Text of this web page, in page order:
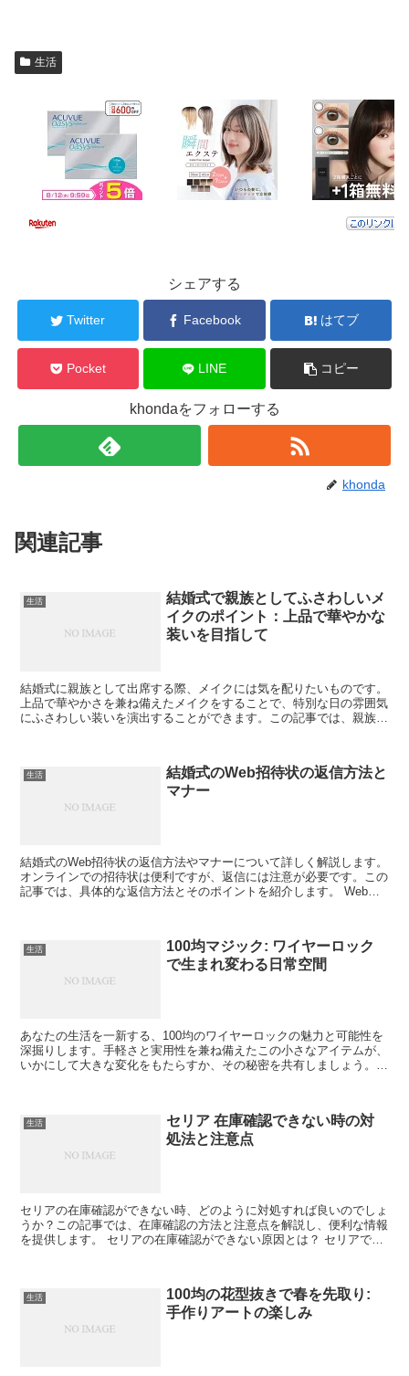
生活
シェアする
Twitter Facebook はてブ
Pocket LINE コピー
khondaをフォローする
khonda
関連記事
生活
結婚式で親族としてふさわしいメ
イクのポイント：上品で華やかな
装いを目指して
結婚式に親族として出席する際、メイクには気を配りたいものです。
上品で華やかさを兼ね備えたメイクをすることで、特別な日の雰囲気
にふさわしい装いを演出することができます。この記事では、親族に
生活
結婚式のWeb招待状の返信方法と
マナー
結婚式のWeb招待状の返信方法やマナーについて詳しく解説します。
オンラインでの招待状は便利ですが、返信には注意が必要です。この
記事では、具体的な返信方法とそのポイントを紹介します。 Web招
生活
100均マジック: ワイヤーロック
で生まれ変わる日常空間
あなたの生活を一新する、100均のワイヤーロックの魅力と可能性を
深掘りします。手軽さと実用性を兼ね備えたこの小さなアイテムが、
いかにして大きな変化をもたらすか、その秘密を共有しましょう。
生活
セリア 在庫確認できない時の対
処法と注意点
セリアの在庫確認ができない時、どのように対処すれば良いのでしょ
うか？この記事では、在庫確認の方法と注意点を解説し、便利な情報
を提供します。 セリアの在庫確認ができない原因とは？ セリアで在
生活
100均の花型抜きで春を先取り:
手作りアートの楽しみ